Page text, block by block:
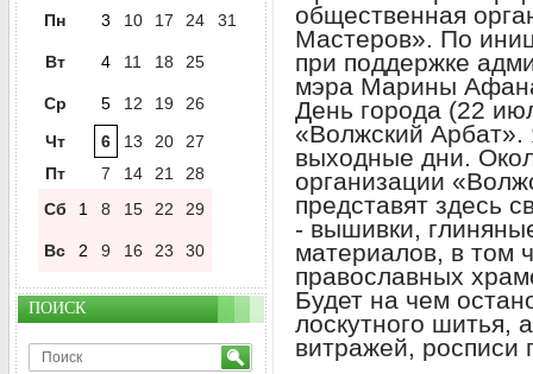
общественная
Мастеров». По
при поддержке
мэра Марины
День города (22
«Волжский Арбат».
выходные дни.
организации
представят здесь
- вышивки,
материалов, в том
православных
Будет на чем
лоскутного шитья,
витражей, росписи
Пн 3 10 17 24 31
Вт 4 11 18 25
Ср 5 12 19
26
Чт
6 13 20
27
Пт
7 14 21
28
Сб
1 8 15 22 29
Вс 2 9 16 23 30
ПОИСК